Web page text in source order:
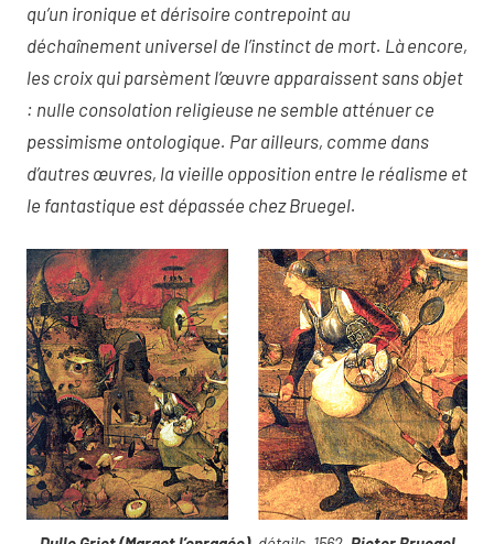
qu’un ironique et dérisoire contrepoint au
déchaînement universel de l’instinct de mort. Là encore,
les croix qui parsèment l’œuvre apparaissent sans objet
: nulle consolation religieuse ne semble atténuer ce
pessimisme ontologique. Par ailleurs, comme dans
d’autres œuvres, la vieille opposition entre le réalisme et
le fantastique est dépassée chez Bruegel.